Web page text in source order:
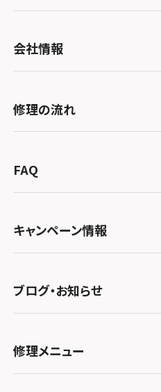
北海道・東北
スマホスピタル大丸札幌
関東
スマホスピタル宇都宮
スマホスピタル 高崎
スマホスピタル鴻巣
スマホスピタル テルル三
スマホスピタル 熊谷
スマホスピタル ゲオデ
スマホスピタル埼玉大宮
スマホスピタル テルル蒲
スマホスピタル テルル
北陸・甲信越
スマホスピタルアル・プ
スマホスピタル 北陸総
スマホスピタル 長野
東海
スマホスピタル岐阜
スマホスピタル 浜松
スマホスピタル静岡パ
スマホスピタル 藤枝
スマホスピタル名古屋
スマホスピタル名古屋金
スマホスピタル 大府
関西
スマホスピタル 大阪梅田
スマホスピタル by デジ
スマホスピタル京橋
スマホスピタル by デ
スマホスピタル難波
中国・四国
スマホスピタル岡山駅前
スマホスピタル西条
スマホスピタル by デジ
ち
スマホスピタル福岡天神
会社情報
会社概要
総務省登録業者
特定商取引法に関する表
プライバシーポリシー
郵送修理依頼
修理の流れ
郵送修理の流れ
FAQ
キャンペーン情報
キャンペーン一覧
ブログ・お知らせ
お知らせ
修理メニュー